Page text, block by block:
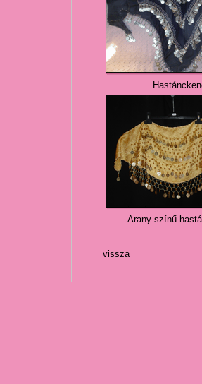
Arany színű
vissza